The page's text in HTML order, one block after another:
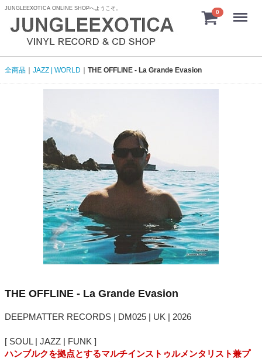
JUNGLEEXOTICA ONLINE SHOPへようこそ。
0 menu
全商品 JAZZ | WORLD THE OFFLINE - La Grande Evasion
THE OFFLINE - La Grande Evasion
DEEPMATTER RECORDS | DM025 | UK | 2026
[ SOUL | JAZZ | FUNK ]
ハンブルクを拠点とするマルチインストゥルメンタリスト兼プ